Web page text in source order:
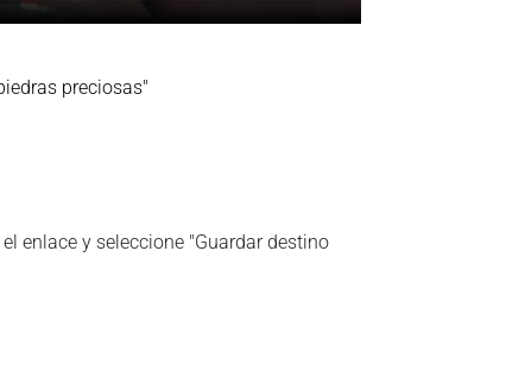
preciosas"
enlace y seleccione "Guardar destino